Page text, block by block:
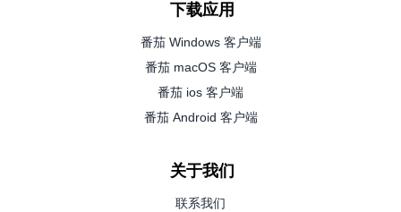
下载应用
番茄 Windows 客户端
番茄 macOS 客户端
番茄 ios 客户端
番茄 Android 客户端
关于我们
联系我们